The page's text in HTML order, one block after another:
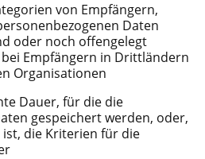
von Empfängern,
Daten
oder noch offengelegt
Empfängern in Drittländern
Organisationen
Dauer, für die die
gespeichert werden, oder,
die Kriterien für die